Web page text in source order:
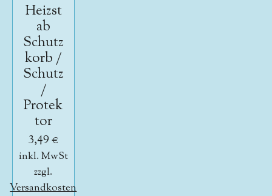
Heizst
ab
Schutz
korb /
Schutz
/
Protek
tor
3,49 €
inkl. MwSt
zzgl.
Versandkosten